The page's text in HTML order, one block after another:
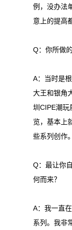
例，没办法
意上的提高
Q：你所做
A：当时是
大王和银角
圳CIPE潮玩
览，基本上
些系列创作。
Q：最让你
何而来？
A：我一直
系列。我非